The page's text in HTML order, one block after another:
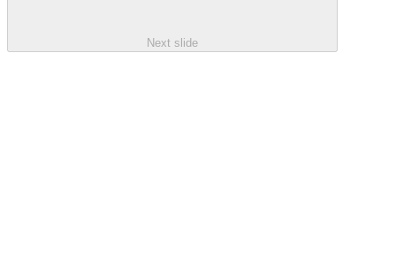
Next slide